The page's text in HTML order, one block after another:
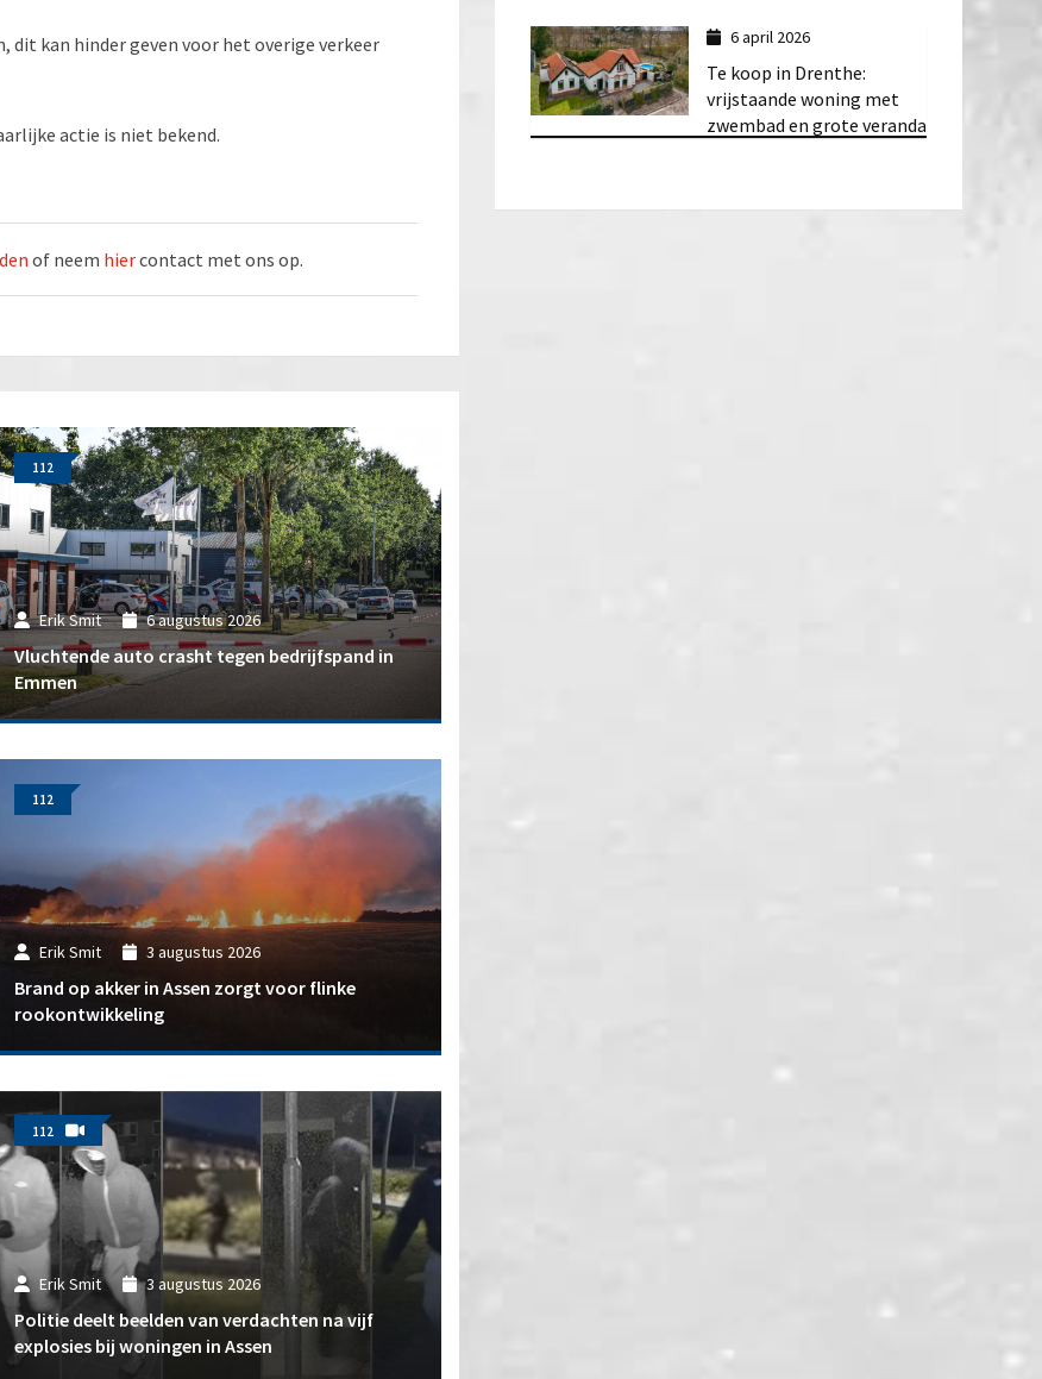
dit kan hinder geven voor het overige verkeer
actie is niet bekend.
of neem hiercontact met ons op.
Erik Smit 6 augustus 2026
Vluchtende auto crasht tegen bedrijfspand in
Emmen
112
Erik Smit 3 augustus 2026
Brand op akker in Assen zorgt voor flinke
rookontwikkeling
112
Erik Smit 3 augustus 2026
Politie deelt beelden van verdachten na vijf
explosies bij woningen in Assen
112
6 april 2026
Te koop in Drenthe:
vrijstaande woning met
zwembad en grote veranda